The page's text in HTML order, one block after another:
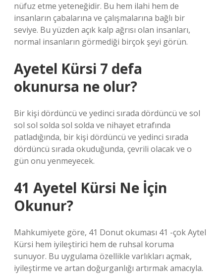
nüfuz etme yeteneğidir. Bu hem ilahi hem de
insanların çabalarına ve çalışmalarına bağlı bir
seviye. Bu yüzden açık kalp ağrısı olan insanları,
normal insanların görmediği birçok şeyi görün.
Ayetel Kürsi 7 defa
okunursa ne olur?
Bir kişi dördüncü ve yedinci sırada dördüncü ve sol
sol sol solda sol solda ve nihayet etrafında
patladığında, bir kişi dördüncü ve yedinci sırada
dördüncü sırada okuduğunda, çevrili olacak ve o
gün onu yenmeyecek.
41 Ayetel Kürsi Ne İçin
Okunur?
Mahkumiyete göre, 41 Donut okuması 41 -çok Aytel
Kürsi hem iyileştirici hem de ruhsal koruma
sunuyor. Bu uygulama özellikle varlıkları açmak,
iyileştirme ve artan doğurganlığı artırmak amacıyla.